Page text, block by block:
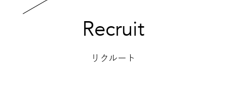
Recruit
リクルート